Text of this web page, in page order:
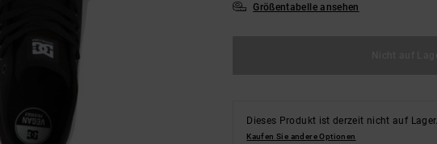
Größentabelle ansehen
Dieses Produkt ist derzeit nicht auf Lager.
Kaufen Sie andere Optionen